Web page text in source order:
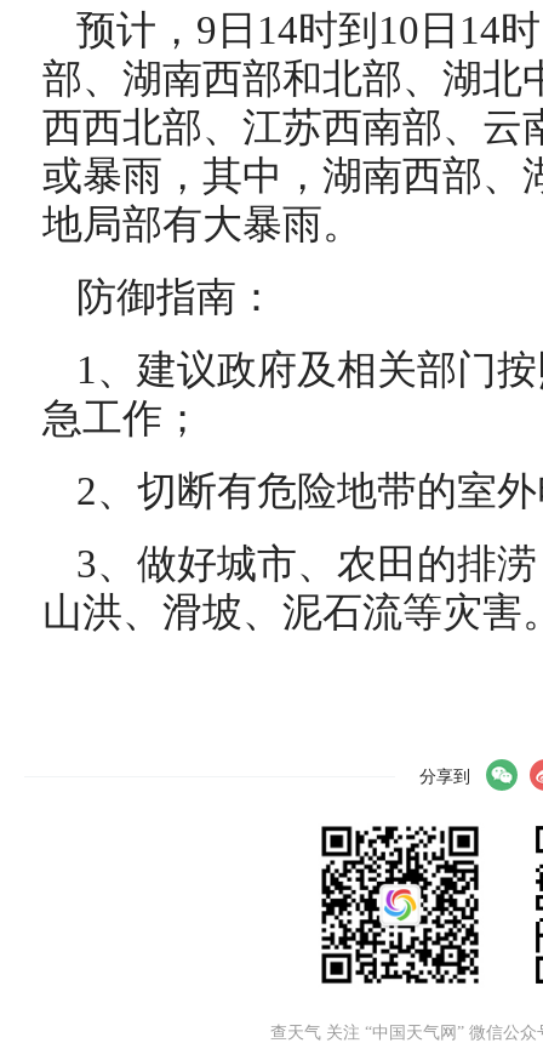
预计，9日14时到10日14
部、湖南西部和北部、湖北
西西北部、江苏西南部、云
或暴雨，其中，湖南西部、
地局部有大暴雨。
防御指南：
1、建议政府及相关部门
急工作；
2、切断有危险地带的室
3、做好城市、农田的排
山洪、滑坡、泥石流等灾害
分享到
查天气 关注 “中国天气网” 微信公众